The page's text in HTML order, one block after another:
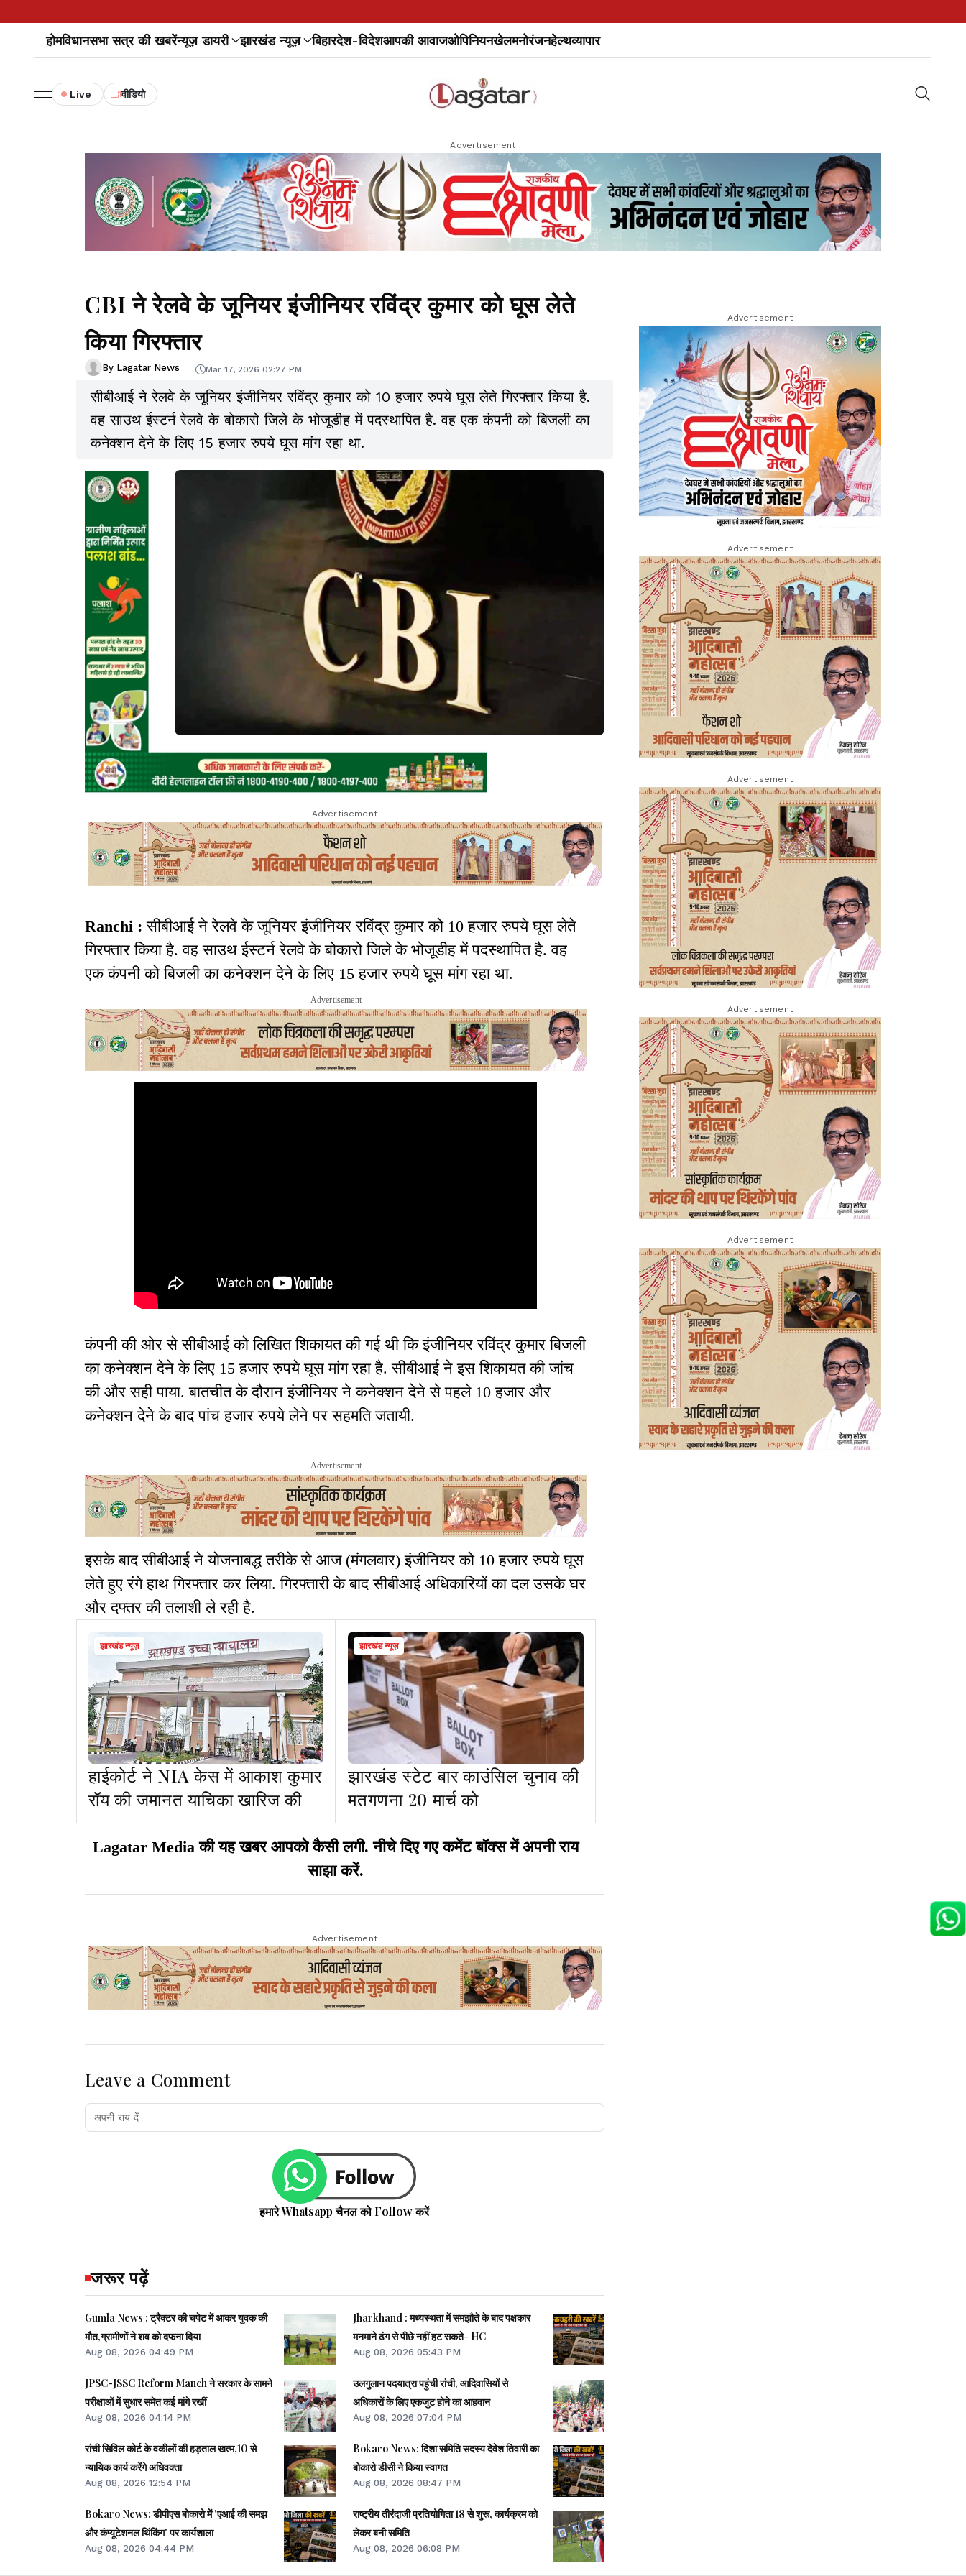
होमविधानसभा सत्र की खबरेंन्यूज़ डायरी झारखंड न्यूज़ बिहारदेश-विदेशआपकी आवाजओपिनियनखेलमनोरंजनहेल्थव्यापार
Live वीडियो
Advertisement
CBI ने रेलवे के जूनियर इंजीनियर रविंद्र कुमार को घूस लेते
किया गिरफ्तार
By Lagatar News Mar 17, 2026 02:27 PM
सीबीआई ने रेलवे के जूनियर इंजीनियर रविंद्र कुमार को 10 हजार रुपये घूस लेते गिरफ्तार किया है.
वह साउथ ईस्टर्न रेलवे के बोकारो जिले के भोजूडीह में पदस्थापित है. वह एक कंपनी को बिजली का
कनेक्शन देने के लिए 15 हजार रुपये घूस मांग रहा था.
Advertisement
Ranchi :सीबीआई ने रेलवे के जूनियर इंजीनियर रविंद्र कुमार को 10 हजार रुपये घूस लेते
गिरफ्तार किया है. वह साउथ ईस्टर्न रेलवे के बोकारो जिले के भोजूडीह में पदस्थापित है. वह
एक कंपनी को बिजली का कनेक्शन देने के लिए 15 हजार रुपये घूस मांग रहा था.
Advertisement
कंपनी की ओर से सीबीआई को लिखित शिकायत की गई थी कि इंजीनियर रविंद्र कुमार बिजली
का कनेक्शन देने के लिए 15 हजार रुपये घूस मांग रहा है. सीबीआई ने इस शिकायत की जांच
की और सही पाया. बातचीत के दौरान इंजीनियर ने कनेक्शन देने से पहले 10 हजार और
कनेक्शन देने के बाद पांच हजार रुपये लेने पर सहमति जतायी.
Advertisement
इसके बाद सीबीआई ने योजनाबद्ध तरीके से आज (मंगलवार) इंजीनियर को 10 हजार रुपये घूस
लेते हुए रंगे हाथ गिरफ्तार कर लिया. गिरफ्तारी के बाद सीबीआई अधिकारियों का दल उसके घर
और दफ्तर की तलाशी ले रही है.
झारखंड न्यूज़
हाईकोर्ट ने NIA केस में आकाश कुमार
रॉय की जमानत याचिका खारिज की
झारखंड न्यूज़
झारखंड स्टेट बार काउंसिल चुनाव की
मतगणना 20 मार्च को
Lagatar Media की यह खबर आपको कैसी लगी. नीचे दिए गए कमेंट बॉक्स में अपनी राय
साझा करें.
Advertisement
Leave a Comment
हमारे Whatsapp चैनल को Follow करें
जरूर पढ़ें
Gumla News : ट्रैक्टर की चपेट में आकर युवक की
मौत,ग्रामीणों ने शव को दफना दिया
Aug 08, 2026 04:49 PM
JPSC-JSSC Reform Manch ने सरकार के सामने
परीक्षाओं में सुधार समेत कई मांगे रखीं
Aug 08, 2026 04:14 PM
रांची सिविल कोर्ट के वकीलों की हड़ताल खत्म,10 से
न्यायिक कार्य करेंगे अधिवक्ता
Aug 08, 2026 12:54 PM
Bokaro News: डीपीएस बोकारो में 'एआई की समझ
और कंप्यूटेशनल थिंकिंग' पर कार्यशाला
Aug 08, 2026 04:44 PM
Jharkhand : मध्यस्थता में समझौते के बाद पक्षकार
मनमाने ढंग से पीछे नहीं हट सकते- HC
Aug 08, 2026 05:43 PM
उलगुलान पदयात्रा पहुंची रांची, आदिवासियों से
अधिकारों के लिए एकजुट होने का आहवान
Aug 08, 2026 07:04 PM
Bokaro News: दिशा समिति सदस्य देवेश तिवारी का
बोकारो डीसी ने किया स्वागत
Aug 08, 2026 08:47 PM
राष्ट्रीय तीरंदाजी प्रतियोगिता 18 से शुरू, कार्यक्रम को
लेकर बनी समिति
Aug 08, 2026 06:08 PM
Advertisement
Advertisement
Advertisement
Advertisement
Advertisement